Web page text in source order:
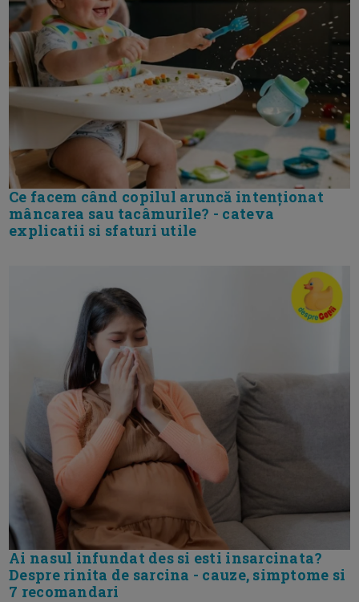
Ce facem când copilul aruncă intenționat
mâncarea sau tacâmurile? - cateva
explicatii si sfaturi utile
Ai nasul infundat des si esti insarcinata?
Despre rinita de sarcina - cauze, simptome si
7 recomandari